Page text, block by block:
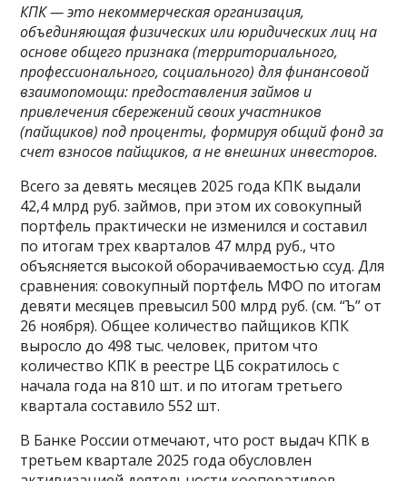
КПК — это некоммерческая организация,
объединяющая физических или юридических лиц на
основе общего признака (территориального,
профессионального, социального) для финансовой
взаимопомощи: предоставления займов и
привлечения сбережений своих участников
(пайщиков) под проценты, формируя общий фонд за
счет взносов пайщиков, а не внешних инвесторов.
Всего за девять месяцев 2025 года КПК выдали
42,4 млрд руб. займов, при этом их совокупный
портфель практически не изменился и составил
по итогам трех кварталов 47 млрд руб., что
объясняется высокой оборачиваемостью ссуд. Для
сравнения: совокупный портфель МФО по итогам
девяти месяцев превысил 500 млрд руб. (см. “Ъ” от
26 ноября). Общее количество пайщиков КПК
выросло до 498 тыс. человек, притом что
количество КПК в реестре ЦБ сократилось с
начала года на 810 шт. и по итогам третьего
квартала составило 552 шт.
В Банке России отмечают, что рост выдач КПК в
третьем квартале 2025 года обусловлен